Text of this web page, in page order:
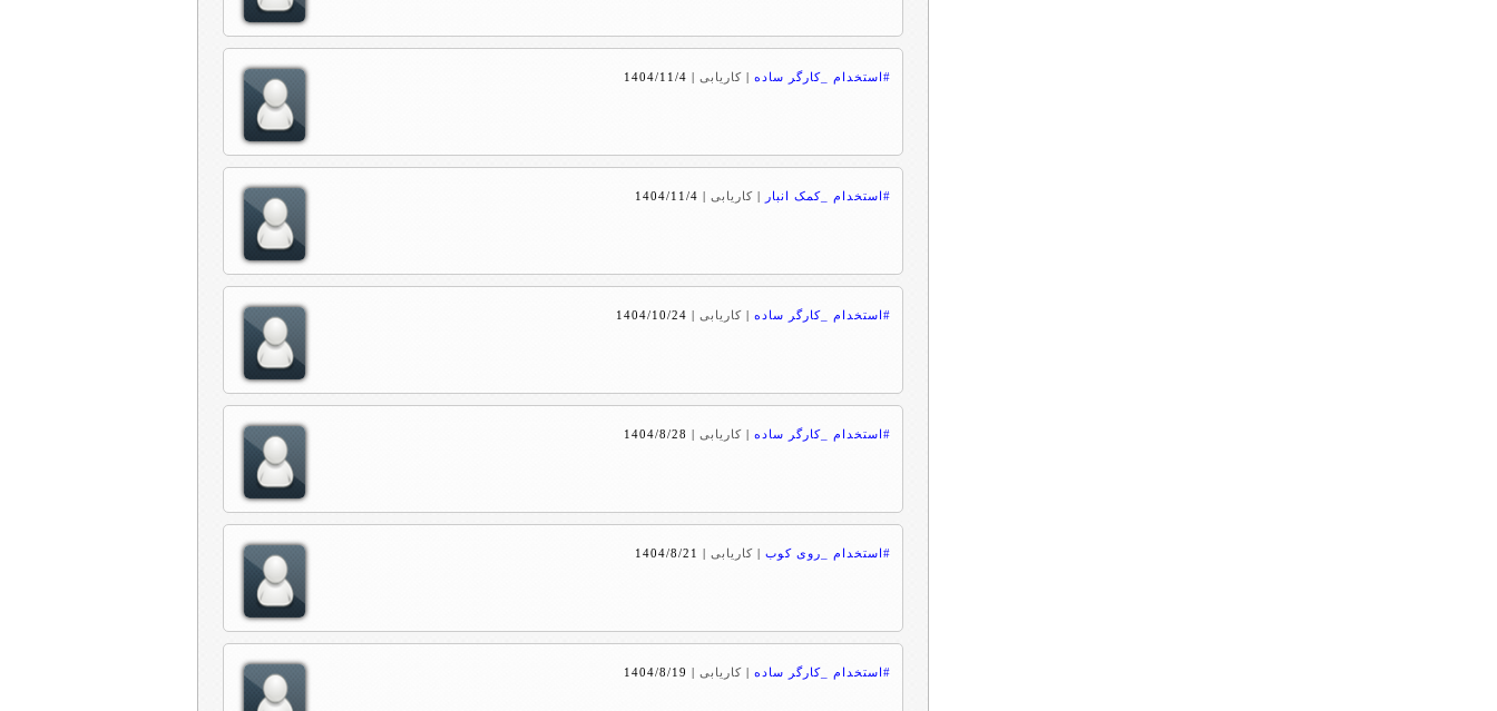
#استخدام _کارگر ساده | کاریابی|
1404/11/4
#استخدام _کمک انبار | کاریابی|
1404/11/4
#استخدام _کارگر ساده | کاریابی|
1404/10/24
#استخدام _کارگر ساده | کاریابی|
1404/8/28
#استخدام _روی کوب | کاریابی|
1404/8/21
#استخدام _کارگر ساده | کاریابی|
1404/8/19